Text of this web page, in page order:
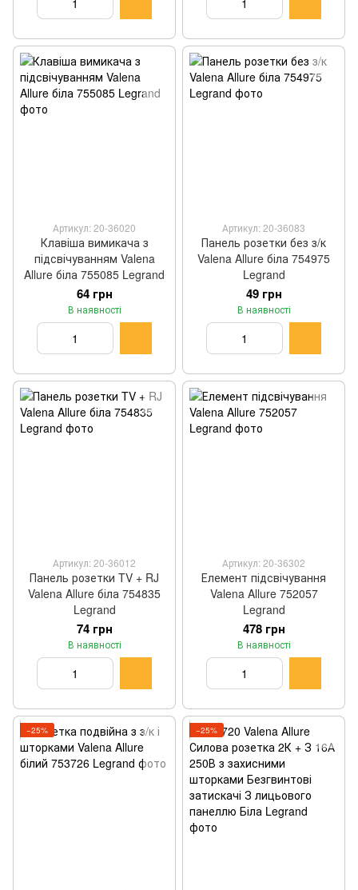
Артикул: 20-36020
Клавіша вимикача з
підсвічуванням Valena
Allure біла 755085 Legrand
64 грн
В наявності
Артикул: 20-36083
Панель розетки без з/к
Valena Allure біла 754975
Legrand
49 грн
В наявності
Артикул: 20-36012
Панель розетки TV + RJ
Valena Allure біла 754835
Legrand
74 грн
В наявності
Артикул: 20-36302
Елемент підсвічування
Valena Allure 752057
Legrand
478 грн
В наявності
−25% −25%